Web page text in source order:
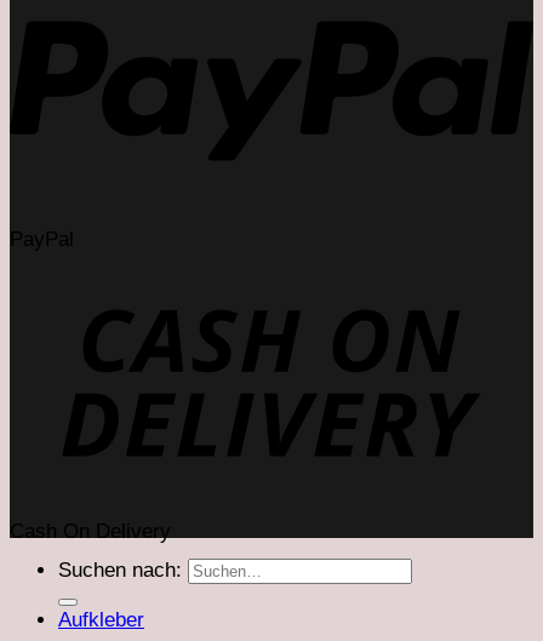
PayPal
Cash On Delivery
Suchen nach:
Aufkleber